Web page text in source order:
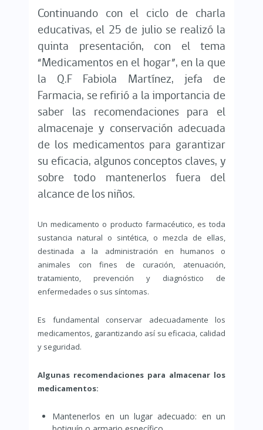
Continuando con el ciclo de charla
educativas, el 25 de julio se realizó la
quinta presentación, con el tema
“Medicamentos en el hogar”, en la que
la Q.F Fabiola Martínez, jefa de
Farmacia, se refirió a la importancia de
saber las recomendaciones para el
almacenaje y conservación adecuada
de los medicamentos para garantizar
su eficacia, algunos conceptos claves, y
sobre todo mantenerlos fuera del
alcance de los niños.
Un medicamento o producto farmacéutico, es toda
sustancia natural o sintética, o mezcla de ellas,
destinada a la administración en humanos o
animales con fines de curación, atenuación,
tratamiento, prevención y diagnóstico de
enfermedades o sus síntomas.
Es fundamental conservar adecuadamente los
medicamentos, garantizando así su eficacia, calidad
y seguridad.
Algunas recomendaciones para almacenar los
medicamentos:
Mantenerlos en un lugar adecuado: en un